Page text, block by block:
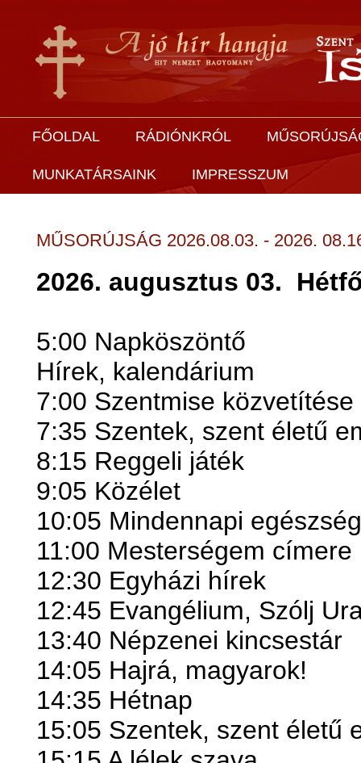
FŐOLDAL RÁDIÓNKRÓL
MUNKATÁRSAINK IMPRESSZUM
MŰSORÚJSÁG 2026.08.03. - 2026.
2026. augusztus 03.
5:00 Napköszöntő
Hírek, kalendárium
7:00 Szentmise közvetítése
7:35 Szentek, szent életű
8:15 Reggeli játék
9:05 Közélet
10:05 Mindennapi
11:00 Mesterségem címere
12:30 Egyházi hírek
12:45 Evangélium, Szólj
13:40 Népzenei kincsestár
14:05 Hajrá, magyarok!
14:35 Hétnap
15:05 Szentek, szent életű